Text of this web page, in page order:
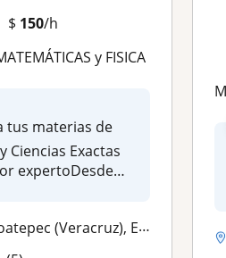
$ 150/h
y FISICA
tus materias de
Ciencias Exactas
expertoDesde
Emiliano Zapata (Veracruz), Banderilla, Xico